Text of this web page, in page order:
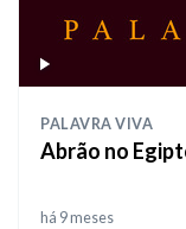
PALAVRA VIVA
Abrão no
há 9 meses